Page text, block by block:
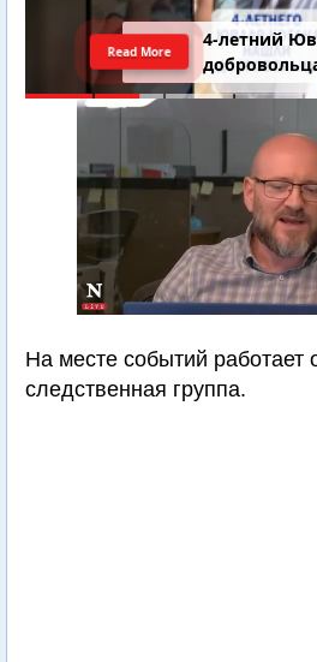
4-летний
Read More
На месте событий работает
следственная группа.